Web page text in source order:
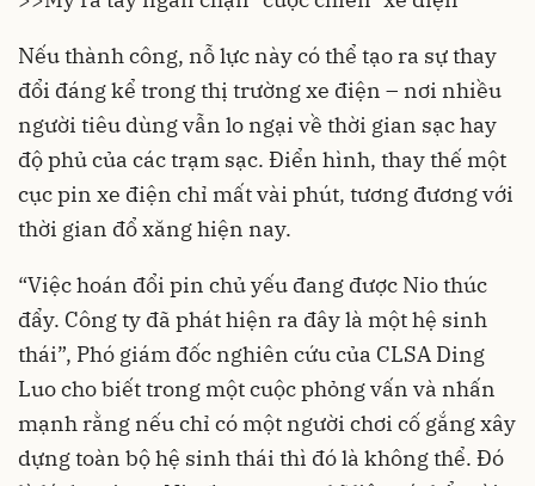
Nếu thành công, nỗ lực này có thể tạo ra sự thay
đổi đáng kể trong thị trường xe điện – nơi nhiều
người tiêu dùng vẫn lo ngại về thời gian sạc hay
độ phủ của các trạm sạc. Điển hình, thay thế một
cục pin xe điện chỉ mất vài phút, tương đương với
thời gian đổ xăng hiện nay.
“Việc hoán đổi pin chủ yếu đang được Nio thúc
đẩy. Công ty đã phát hiện ra đây là một hệ sinh
thái”, Phó giám đốc nghiên cứu của CLSA Ding
Luo cho biết trong một cuộc phỏng vấn và nhấn
mạnh rằng nếu chỉ có một người chơi cố gắng xây
dựng toàn bộ hệ sinh thái thì đó là không thể. Đó